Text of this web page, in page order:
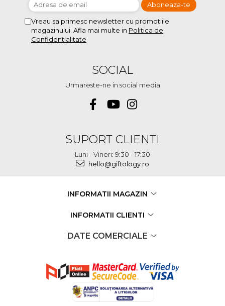
Vreau sa primesc newsletter cu promotiile
magazinului. Afla mai multe in Politica de
Confidentialitate
SOCIAL
Urmareste-ne in social media
SUPORT CLIENTI
Luni - Vineri: 9:30 - 17:30
hello@giftology.ro
INFORMATII MAGAZIN
INFORMATII CLIENTI
DATE COMERCIALE